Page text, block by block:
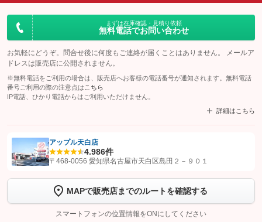
まずは在庫確認・見積り依頼
無料電話でお問い合わせ
お気軽にどうぞ。問合せ後に何度もご連絡が届くことはありません。 メールア
ドレスは販売店に公開されません。
※無料電話をご利用の場合は、販売店へお客様の電話番号が通知されます。無料電話
番号ご利用の際の注意点は こちら
IP電話、ひかり電話からはご利用いただけません。
詳細はこちら
【STEP1】認証画面でグーネットを友だち追加してから「許可する」ボタンを押
トーク画面で
ボタンをタップして問い合わせを
完了してください。
アップル天白店
4.986件
〒468-0056 愛知県名古屋市天白区島田２－９０１
MAPで販売店までのルートを確認する
スマートフォンの位置情報をONにしてください